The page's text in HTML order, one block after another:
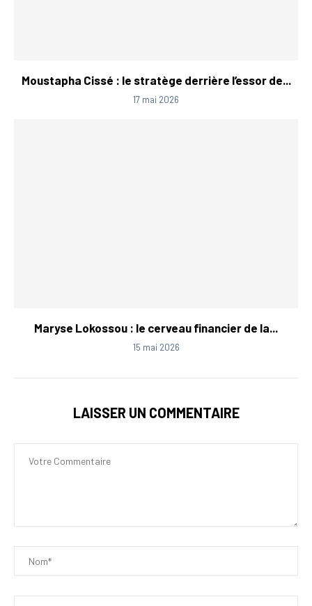
Moustapha Cissé : le stratège derrière l’essor de...
17 mai 2026
Maryse Lokossou : le cerveau financier de la...
15 mai 2026
LAISSER UN COMMENTAIRE